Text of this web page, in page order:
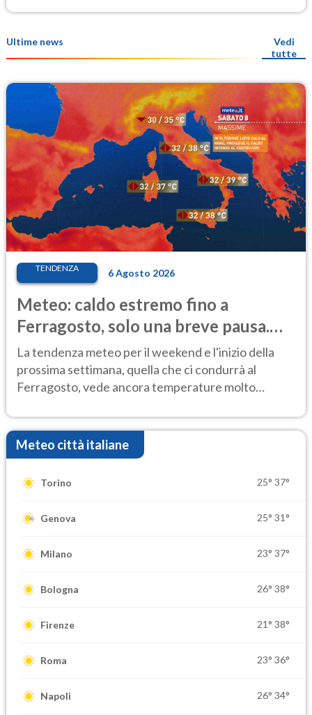
Ultime news
Vedi
tutte
TENDENZA 6 Agosto 2026
Meteo: caldo estremo fino a
Ferragosto, solo una breve pausa.
Ecco dove
La tendenza meteo per il weekend e l'inizio della
prossima settimana, quella che ci condurrà al
Ferragosto, vede ancora temperature molto
Meteo città italiane
Torino 25° 37°
Genova 25° 31°
Milano 23° 37°
Bologna 26° 38°
Firenze 21° 38°
Roma 23° 36°
Napoli 26° 34°